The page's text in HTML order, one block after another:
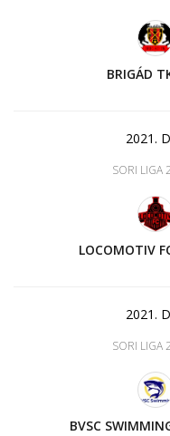
BRIGÁD
2021.
SORI LIGA
LOCOMOTIV
2021.
SORI LIGA
BVSC